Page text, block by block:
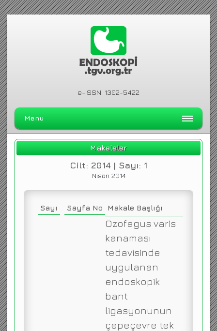
e-ISSN: 1302-5422
Menu
ANA SAYFA
DERGİ HAKKINDA
ARAMA
İLETİŞİM
Makaleler
Cilt: 2014 | Sayı: 1
Nisan 2014
Sayı Sayfa No Makale Başlığı
Özofagus varis
kanaması
tedavisinde
uygulanan
endoskopik
bant
ligasyonunun
çepeçevre tek